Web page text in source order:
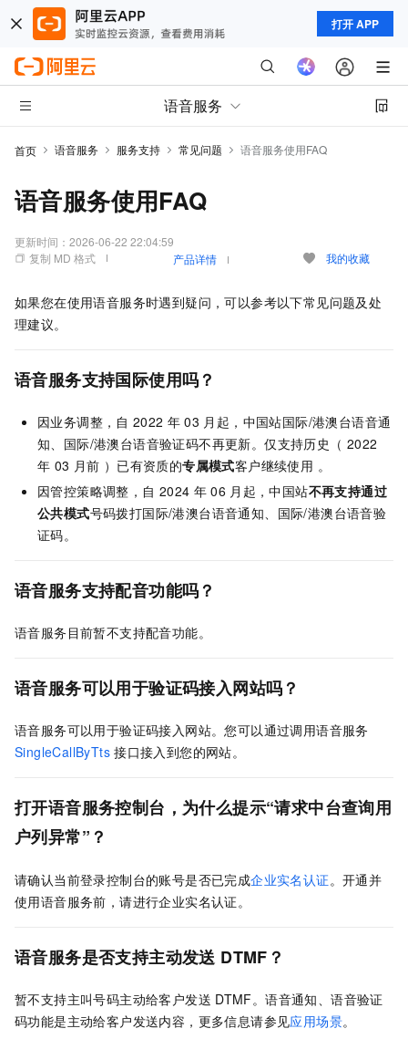
打开 APP
语音服务
首页 语音服务 服务支持 常见问题 语音服务使用FAQ
语音服务使用FAQ
更新时间： 2026-06-22 22:04:59
复制 MD 格式
产品详情 我的收藏
如果您在使用语音服务时遇到疑问，可以参考以下常见问题及处
理建议。
语音服务支持国际使用吗？
因业务调整，自 2022 年 03 月起，中国站国际/港澳台语音通
知、国际/港澳台语音验证码不再更新。仅支持历史（ 2022
年 03 月前 ）已有资质的专属模式客户继续使用 。
因管控策略调整，自 2024 年 06 月起，中国站不再支持通过
公共模式号码拨打国际/港澳台语音通知、国际/港澳台语音验
证码。
语音服务支持配音功能吗？
语音服务目前暂不支持配音功能。
语音服务可以用于验证码接入网站吗？
语音服务可以用于验证码接入网站。您可以通过调用语音服务
SingleCallByTts 接口接入到您的网站。
打开语音服务控制台，为什么提示“请求中台查询用
户列异常”？
请确认当前登录控制台的账号是否已完成企业实名认证 。开通并
使用语音服务前，请进行企业实名认证。
语音服务是否支持主动发送 DTMF？
暂不支持主叫号码主动给客户发送 DTMF。语音通知、语音验证
码功能是主动给客户发送内容，更多信息请参见应用场景。